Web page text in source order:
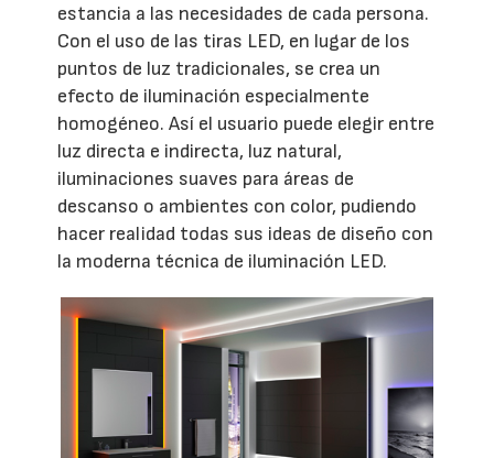
estancia a las necesidades de cada persona.
Con el uso de las tiras LED, en lugar de los
puntos de luz tradicionales, se crea un
efecto de iluminación especialmente
homogéneo. Así el usuario puede elegir entre
luz directa e indirecta, luz natural,
iluminaciones suaves para áreas de
descanso o ambientes con color, pudiendo
hacer realidad todas sus ideas de diseño con
la moderna técnica de iluminación LED.